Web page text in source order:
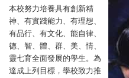
本校努力培養具有創新精
神、有實踐能力、有理想、
有品行、有文化、能自律、
德、智、體、群、美、情、
靈七育全面發展的學生。為
達成上列目標，學校致力推